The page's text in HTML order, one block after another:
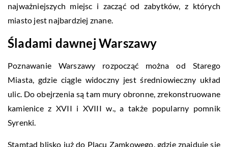
najważniejszych miejsc i zacząć od zabytków, z których
miasto jest najbardziej znane.
Śladami dawnej Warszawy
Poznawanie Warszawy rozpocząć można od Starego
Miasta, gdzie ciągle widoczny jest średniowieczny układ
ulic. Do obejrzenia są tam mury obronne, zrekonstruowane
kamienice z XVII i XVIII w., a także popularny pomnik
Syrenki.
Stamtąd blisko już do Placu Zamkowego, gdzie znajduje się